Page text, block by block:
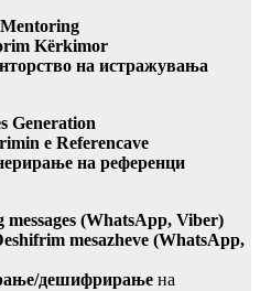
Kërkimor
на истражувања
Generation
e Referencave
на референци
(WhatsApp, Viber)
mesazheve (WhatsApp,
дешифрирање на